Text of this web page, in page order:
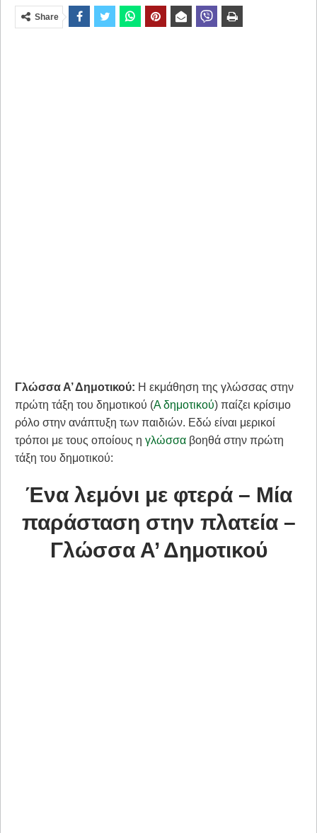
Share
Γλώσσα Α’ Δημοτικού: Η εκμάθηση της γλώσσας στην
πρώτη τάξη του δημοτικού (Α δημοτικού) παίζει κρίσιμο
ρόλο στην ανάπτυξη των παιδιών. Εδώ είναι μερικοί
τρόποι με τους οποίους η γλώσσα βοηθά στην πρώτη
τάξη του δημοτικού:
Ένα λεμόνι με φτερά – Μία
παράσταση στην πλατεία –
Γλώσσα Α’ Δημοτικού